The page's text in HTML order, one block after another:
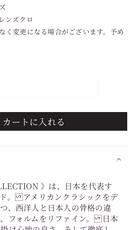
ンズクロ
く変更になる場合がございます。予め
カートに入れる
》は、日本を代表す
。 アメリカンクラシックをデ
、西洋人と日本人の骨格の違
フォルムをリファイン。 日本